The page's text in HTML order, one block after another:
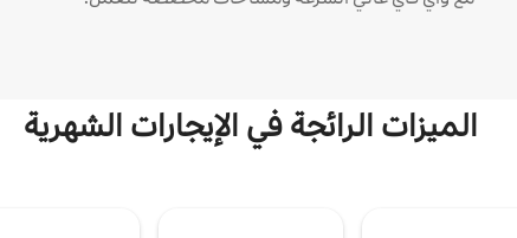
الميزات الرائجة في الإيجارات الشهرية